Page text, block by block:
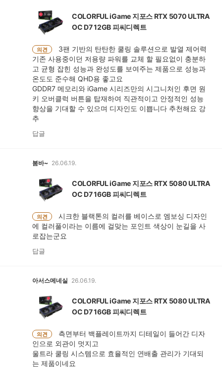
COLORFUL iGame 지포스 RTX 5070 ULTRA
OC D7 12GB 피씨디렉트
의견
3팬 기반의 탄탄한 쿨링 솔루션으로 발열 제어력
기존 사용중이던 저용량 파워를 교체 할 필요없이 충분하
고 균형 잡힌 성능과 완성도를 보여주는 제품으로 성능과
온도도 준수해 QHD용 좋고요
GDDR7 메모리와 iGame 시리즈만의 시그니처인 후면 원
키 오버클럭 버튼을 탑재하여 직관적이고 안정적인 성능
향상을 기대할 수 있으며 디자인도 이쁩니다 추천해요 강
추
답글
붐바~ 26.06.19.
COLORFUL iGame 지포스 RTX 5080 ULTRA
OC D7 16GB 피씨디렉트
의견
시크한 블랙톤의 컬러를 베이스로 엠보싱 디자인
에 컬러풀이라는 이름에 걸맞는 포인트 색상이 눈길을 사
로잡는군요
답글
아서스메네실 26.06.19.
COLORFUL iGame 지포스 RTX 5080 ULTRA
OC D7 16GB 피씨디렉트
의견
측면부터 백플레이트까지 디테일이 들어간 디자
인으로 외관이 멋지고
울트라 쿨링 시스템으로 효율적인 연배출 관리가 기대되
는 제품이네요